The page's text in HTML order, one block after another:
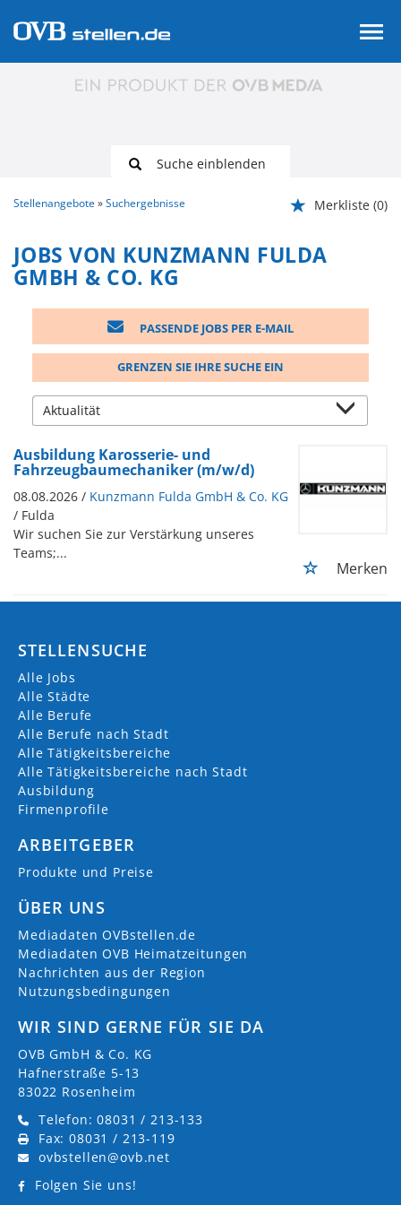
Suche einblenden
Stellenangebote Suchergebnisse Merkliste (0)
JOBS VON KUNZMANN FULDA
GMBH & CO. KG
PASSENDE JOBS PER E-MAIL
GRENZEN SIE IHRE SUCHE EIN
Ausbildung Karosserie- und
Fahrzeugbaumechaniker (m/w/d)
08.08.2026 / Kunzmann Fulda GmbH & Co. KG
/ Fulda
Wir suchen Sie zur Verstärkung unseres
Teams;...
Merken
STELLENSUCHE
Alle Jobs
Alle Städte
Alle Berufe
Alle Berufe nach Stadt
Alle Tätigkeitsbereiche
Alle Tätigkeitsbereiche nach Stadt
Ausbildung
Firmenprofile
ARBEITGEBER
Produkte und Preise
ÜBER UNS
Mediadaten OVBstellen.de
Mediadaten OVB Heimatzeitungen
Nachrichten aus der Region
Nutzungsbedingungen
WIR SIND GERNE FÜR SIE DA
OVB GmbH & Co. KG
Hafnerstraße 5-13
83022 Rosenheim
Telefon: 08031 / 213-133
Fax: 08031 / 213-119
ovbstellen@ovb.net
Folgen Sie uns!